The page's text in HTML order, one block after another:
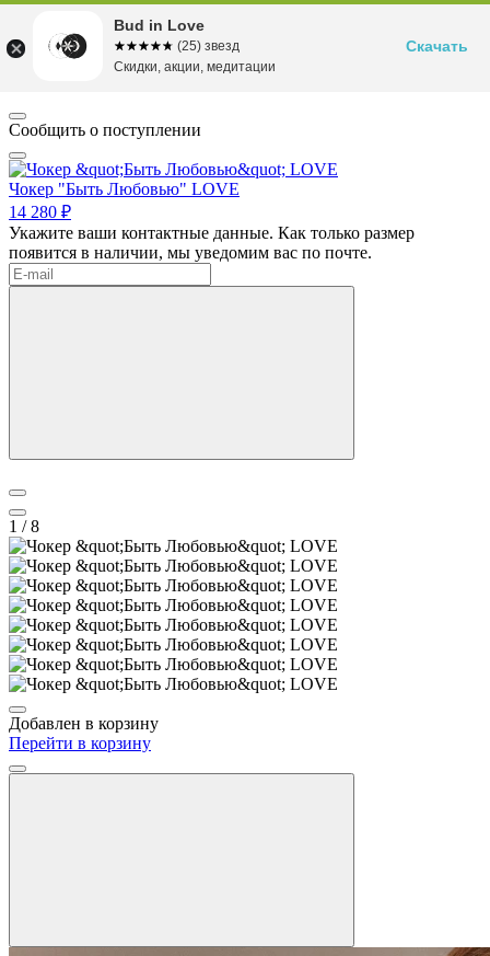
Сообщить о поступлении
Чокер "Быть Любовью" LOVE
14 280 ₽
Укажите ваши контактные данные. Как только размер
появится в наличии, мы уведомим вас по почте.
1 / 8
Добавлен в корзину
Перейти в корзину
Bud in Love
☆☆☆☆☆
★★★★★ (25) звезд
Скидки, акции, медитации
Скачать